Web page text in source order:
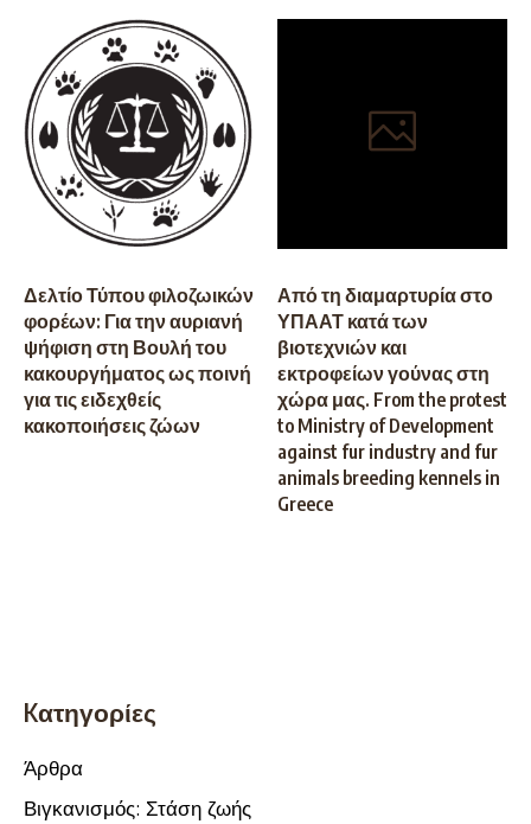
Δελτίο Τύπου φιλοζωικών
φορέων: Για την αυριανή
ψήφιση στη Βουλή του
κακουργήματος ως ποινή
για τις ειδεχθείς
κακοποιήσεις ζώων
Από τη διαμαρτυρία στο
ΥΠΑΑΤ κατά των
βιοτεχνιών και
εκτροφείων γούνας στη
χώρα μας. From the protest
to Ministry of Development
against fur industry and fur
animals breeding kennels in
Greece
Kατηγορίες
Άρθρα
Βιγκανισμός: Στάση ζωής